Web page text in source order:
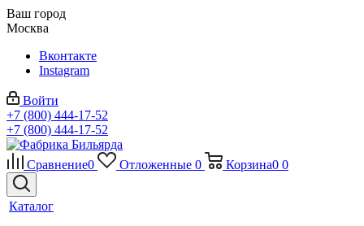
Ваш город
Москва
Вконтакте
Instagram
Войти
+7 (800) 444-17-52
+7 (800) 444-17-52
Сравнение0 Отложенные 0 Корзина0 0
Каталог